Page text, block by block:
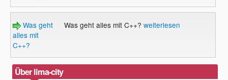
Was geht
alles mit
C++?
Was geht alles mit C++? weiterlesen
Über lima-city